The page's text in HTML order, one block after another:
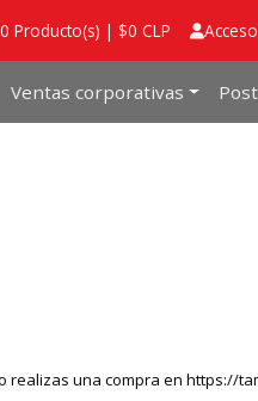
0 Producto(s) | $0 CLP Acceso
Ventas corporativas
realizas una compra en https://